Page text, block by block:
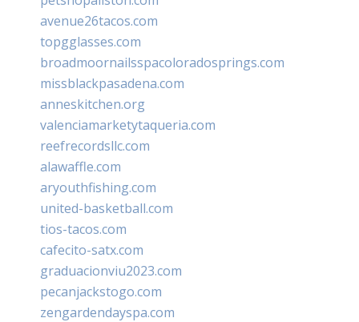
avenue26tacos.com
topgglasses.com
broadmoornailsspacoloradosprings.com
missblackpasadena.com
anneskitchen.org
valenciamarketytaqueria.com
reefrecordsllc.com
alawaffle.com
aryouthfishing.com
united-basketball.com
tios-tacos.com
cafecito-satx.com
graduacionviu2023.com
pecanjackstogo.com
zengardendayspa.com